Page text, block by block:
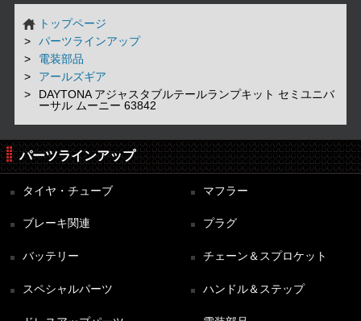
トップページ
パーツラインアップ
電装部品
アールズギア
DAYTONA アジャスタブルテールランプキット セミユニバ
ーサル ムーニー 63842
パーツラインアップ
タイヤ・チューブ マフラー
ブレーキ関連 プラグ
バッテリー チェーン＆スプロケット
スペシャルパーツ ハンドル＆ステップ